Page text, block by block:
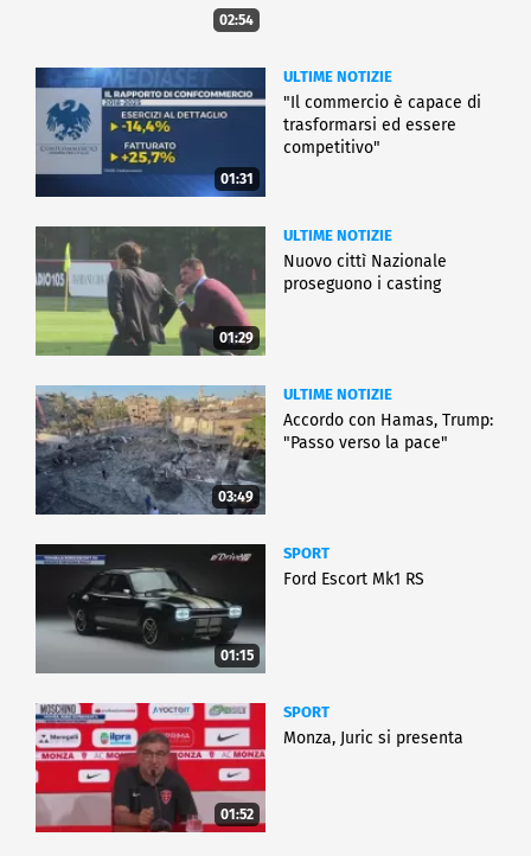
02:54
01:31
ULTIME NOTIZIE
"Il commercio è capace di
trasformarsi ed essere
competitivo"
01:29
ULTIME NOTIZIE
Nuovo cittì Nazionale
proseguono i casting
03:49
ULTIME NOTIZIE
Accordo con Hamas, Trump:
"Passo verso la pace"
01:15
SPORT
Ford Escort Mk1 RS
01:52
SPORT
Monza, Juric si presenta